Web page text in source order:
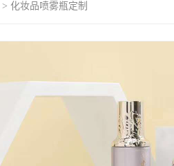
> 化妆品喷雾瓶定制